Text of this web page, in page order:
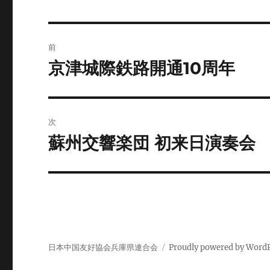
稿
ゲ
前
前
投
稿:
京津城際鉄路開通10周年
次
次
投
蘇州交響楽団 初来日演奏会
日本中国友好協会兵庫県連合会 Proudly powered by